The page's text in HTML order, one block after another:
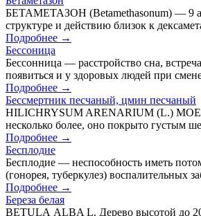
БЕТАМЕТАЗОН (Betamethasonum) — 9 a-
структуре и действию близок к
Подробнее →
Бессоница
Бессонница — расстройство сна,
появиться и у здоровых людей при
Подробнее →
Бессмертник песчаный, цмин песчаный
HILICHRYSUM ARENARIUM (L.)
несколько более, оно покрыто густым
Подробнее →
Бесплодие
Бесплодие — неспособность иметь
(гонорея, туберкулез) воспалительных
Подробнее →
Береза белая
ВЕТULА ALBA L. Дерево высотой до 20